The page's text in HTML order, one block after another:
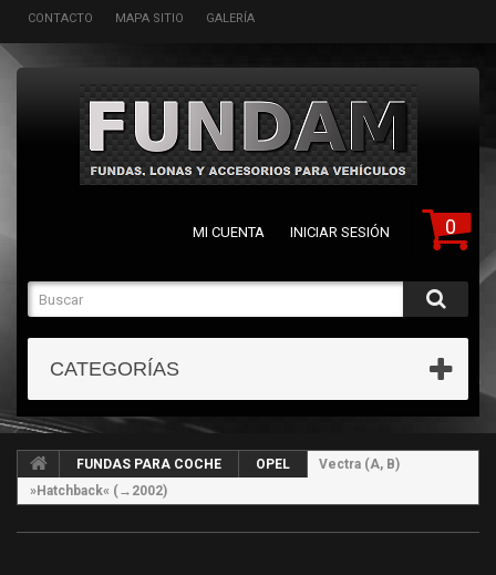
CONTACTO MAPA SITIO GALERÍA
0
MI CUENTA INICIAR SESIÓN
CATEGORÍAS
FUNDAS PARA COCHE OPEL
Vectra (A, B)
»Hatchback« (→2002)